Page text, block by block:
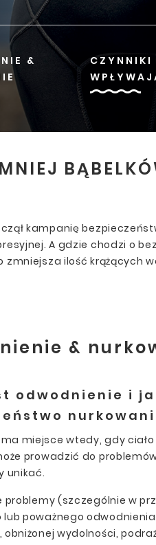
&
CZYNNIKI
kampanię
A gdzie chodzi o
ilość krążących
&
odwodnienie i
miejsce wtedy, gdy
prowadzić do
unikać.
problemy (szczególnie w
poważnego
obniżonej wydolności,